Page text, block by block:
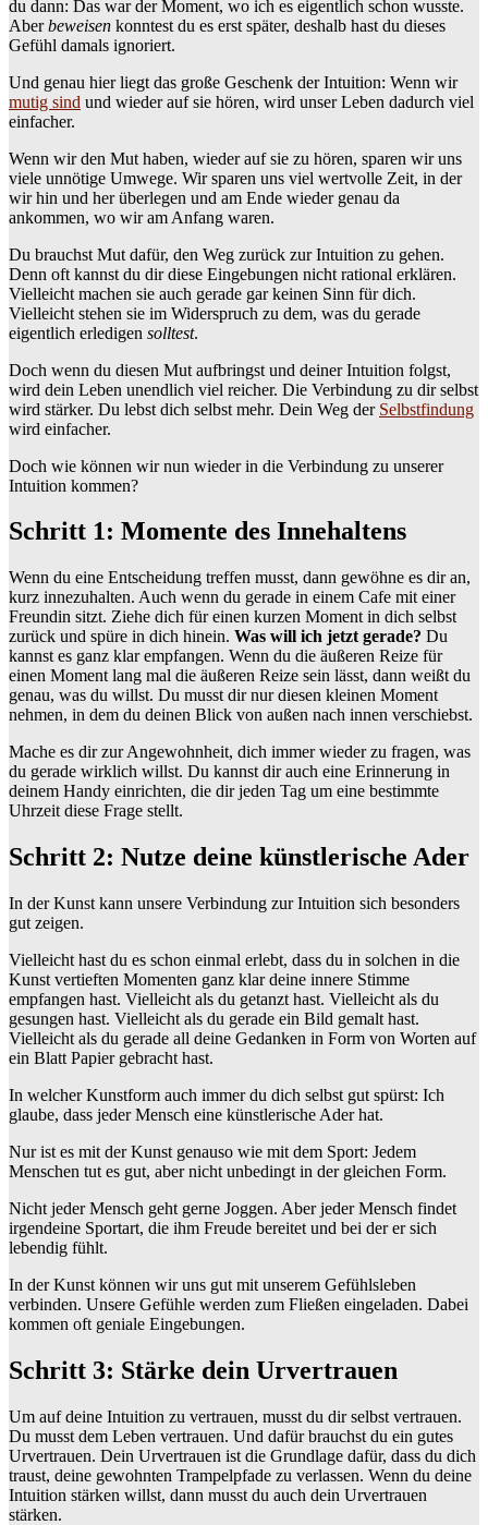
du dann: Das war der Moment, wo ich es eigentlich schon wusste.
Aberbeweisen konntest du es erst später, deshalb hast du dieses
Gefühl damals ignoriert.
Und genau hier liegt das große Geschenk der Intuition: Wenn wir
mutig sind und wieder auf sie hören, wird unser Leben dadurch viel
einfacher.
Wenn wir den Mut haben, wieder auf sie zu hören, sparen wir uns
viele unnötige Umwege. Wir sparen uns viel wertvolle Zeit, in der
wir hin und her überlegen und am Ende wieder genau da
ankommen, wo wir am Anfang waren.
Du brauchst Mut dafür, den Weg zurück zur Intuition zu gehen.
Denn oft kannst du dir diese Eingebungen nicht rational erklären.
Vielleicht machen sie auch gerade gar keinen Sinn für dich.
Vielleicht stehen sie im Widerspruch zu dem, was du gerade
eigentlich erledigen solltest.
Doch wenn du diesen Mut aufbringst und deiner Intuition folgst,
wird dein Leben unendlich viel reicher. Die Verbindung zu dir selbst
wird stärker. Du lebst dich selbst mehr. Dein Weg der Selbstfindung
wird einfacher.
Doch wie können wir nun wieder in die Verbindung zu unserer
Intuition kommen?
Schritt 1: Momente des Innehaltens
Wenn du eine Entscheidung treffen musst, dann gewöhne es dir an,
kurz innezuhalten. Auch wenn du gerade in einem Cafe mit einer
Freundin sitzt. Ziehe dich für einen kurzen Moment in dich selbst
zurück und spüre in dich hinein. Was will ich jetzt gerade? Du
kannst es ganz klar empfangen. Wenn du die äußeren Reize für
einen Moment lang mal die äußeren Reize sein lässt, dann weißt du
genau, was du willst. Du musst dir nur diesen kleinen Moment
nehmen, in dem du deinen Blick von außen nach innen verschiebst.
Mache es dir zur Angewohnheit, dich immer wieder zu fragen, was
du gerade wirklich willst. Du kannst dir auch eine Erinnerung in
deinem Handy einrichten, die dir jeden Tag um eine bestimmte
Uhrzeit diese Frage stellt.
Schritt 2: Nutze deine künstlerische Ader
In der Kunst kann unsere Verbindung zur Intuition sich besonders
gut zeigen.
Vielleicht hast du es schon einmal erlebt, dass du in solchen in die
Kunst vertieften Momenten ganz klar deine innere Stimme
empfangen hast. Vielleicht als du getanzt hast. Vielleicht als du
gesungen hast. Vielleicht als du gerade ein Bild gemalt hast.
Vielleicht als du gerade all deine Gedanken in Form von Worten auf
ein Blatt Papier gebracht hast.
In welcher Kunstform auch immer du dich selbst gut spürst: Ich
glaube, dass jeder Mensch eine künstlerische Ader hat.
Nur ist es mit der Kunst genauso wie mit dem Sport: Jedem
Menschen tut es gut, aber nicht unbedingt in der gleichen Form.
Nicht jeder Mensch geht gerne Joggen. Aber jeder Mensch findet
irgendeine Sportart, die ihm Freude bereitet und bei der er sich
lebendig fühlt.
In der Kunst können wir uns gut mit unserem Gefühlsleben
verbinden. Unsere Gefühle werden zum Fließen eingeladen. Dabei
kommen oft geniale Eingebungen.
Schritt 3: Stärke dein Urvertrauen
Um auf deine Intuition zu vertrauen, musst du dir selbst vertrauen.
Du musst dem Leben vertrauen. Und dafür brauchst du ein gutes
Urvertrauen. Dein Urvertrauen ist die Grundlage dafür, dass du dich
traust, deine gewohnten Trampelpfade zu verlassen. Wenn du deine
Intuition stärken willst, dann musst du auch dein Urvertrauen
stärken.